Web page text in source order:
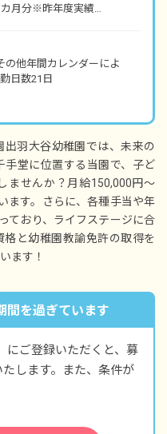
月分※昨年度実績
円～40,000円
限20,900円／月）
支給）
用不可）
条件の変更なし）
＋時間外手当＋別途支給手
＋時間外手当＋別途支給手
の他年間カレンダーによ
日数21日
通り）
あり）
の休暇
7日間連続休暇の実績あ
～1/3）
に100％！昨年度は3名の利
羽大谷幼稚園では、未来の
堂に位置する当園で、子ど
ませんか？月給150,000円〜
ます。さらに、各種手当や年
ており、ライフステージに合
と幼稚園教諭免許の取得を
ます！
間を過ぎています
にご登録いただくと、募
します。また、条件が